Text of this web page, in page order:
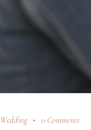
Wedding 0 Comments